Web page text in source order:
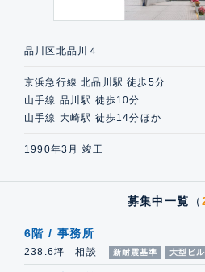
品川区北品川４
京浜急行線 北品川駅 徒歩5分
山手線 品川駅 徒歩10分
山手線 大崎駅 徒歩14分ほか
1990年3月 竣工
募集中一覧 （
6階 / 事務所
238.6坪 相談 新耐震基準 大型ビル